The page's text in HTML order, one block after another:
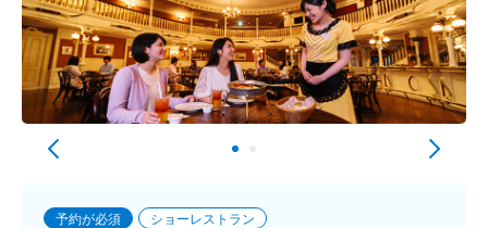
予約が必須 ショーレストラン